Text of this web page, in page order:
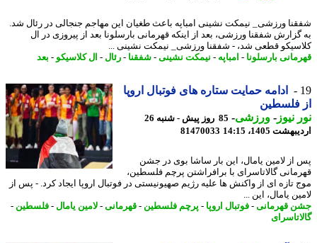
ورزشی_ نیمکت نشینی امباپه باعث طغیان این مهاجم جنجالی در رئال شد.
شفقنا ورزشی، بعد از اینکه قهرمانی بارسلونا بعد از پیروزی در ال
قطعی شد، - شفقنا ورزشی_ نیمکت نشینی ...
بارسلونا-امباپه-نیمکت نشینی-شفقنا-رئال -ال کلاسیکو-بعد
ادامه حمایت ستاره های فوتبال اروپا
فلسطین
نیوز-ورزشی-
85 روز پیش - شنبه 26
1405، 14:15
81470033
لامین یامال، این بار ساشا بوی در جشن
گالاتاسرای با برافراشتن پرچم فلسطین،
تازه ای از واکنش ها علیه رژیم صهیونیستی در فوتبال اروپا ایجاد کرد. - پس از
یامال، این ...
قهرمانی-فوتبال اروپا - پرچم فلسطین-قهرمانی-لامین یامال-فلسطین-